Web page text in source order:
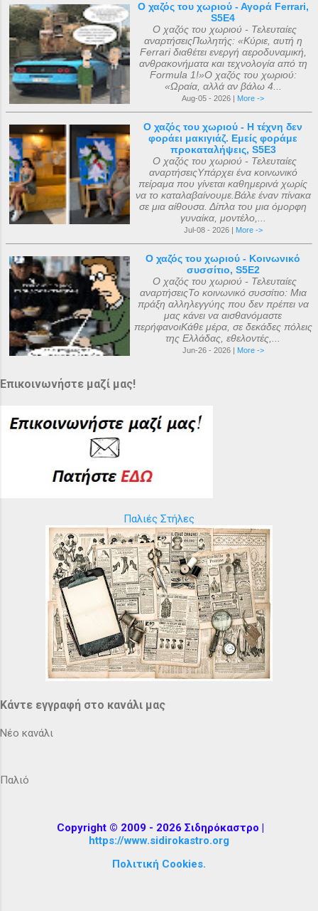
Ο χαζός του χωριού - Αγορά Ferrari,
S5E4
Ο χαζός του χωριού - Τελευταίες
αναρτήσειςΠωλητής: «Κύριε, αυτή η
Ferrari διαθέτει ενεργή αεροδυναμική,
ανθρακονήματα και τεχνολογία από τη
Formula 1!»Ο χαζός του χωριού:
«Ωραία, αλλά αν βάλω 4...
Aug-05 - 2026 | More ->
Ο χαζός του χωριού - Η τέχνη δεν
φοράει μακιγιάζ. Εμείς φοράμε
προκαταλήψεις, S5E3
Ο χαζός του χωριού - Τελευταίες
αναρτήσειςΥπάρχει ένα κοινωνικό
πείραμα που γίνεται καθημερινά χωρίς
να το καταλαβαίνουμε.Βάλε έναν πίνακα
σε μια αίθουσα. Δίπλα του μια όμορφη
γυναίκα, μοντέλο,...
Jul-08 - 2026 | More ->
Ο χαζός του χωριού - Κοινωνικό
συσσίτιο, S5E2
Ο χαζός του χωριού - Τελευταίες
αναρτήσειςΤο κοινωνικό συσσίτιο: Μια
πράξη αλληλεγγύης που δεν πρέπει να
μας κάνει να αισθανόμαστε
περήφανοιΚάθε μέρα, σε δεκάδες πόλεις
της Ελλάδας, εθελοντές,...
Jun-26 - 2026 | More ->
Επικοινωνήστε μαζί μας!
Παλιές Στήλες
Κάντε εγγραφή στο κανάλι μας
Νέο κανάλι
Παλιό
Copyright © 2009 - 2026 Σιδηρόκαστρο |
https://www.sidirokastro.org
Πολιτική Cookies.